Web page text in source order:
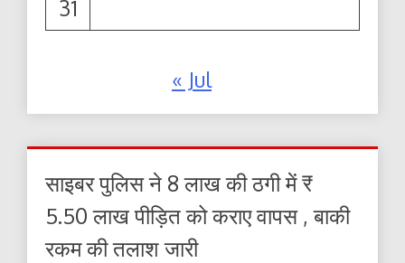
31
« Jul
साइबर पुलिस ने 8 लाख की ठगी में ₹
5.50 लाख पीड़ित को कराए वापस , बाकी
रकम की तलाश जारी